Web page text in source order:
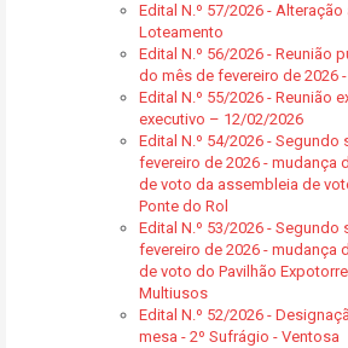
Edital N.º 57/2026 -
Loteamento
Edital N.º 56/2026 - Reunião
do mês de fevereiro de 2026
Edital N.º 55/2026 - Reunião
executivo – 12/02/2026
Edital N.º 54/2026 - Segundo
fevereiro de 2026 - mudança
de voto da assembleia de
Ponte do Rol
Edital N.º 53/2026 - Segundo
fevereiro de 2026 - mudança
de voto do Pavilhão
Multiusos
Edital N.º 52/2026 -
mesa - 2º Sufrágio - Ventosa